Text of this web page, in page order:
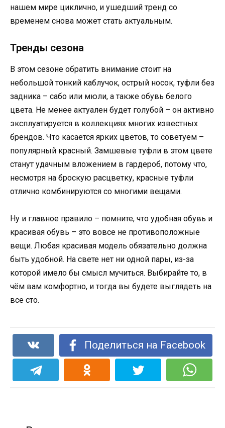
нашем мире циклично, и ушедший тренд со
временем снова может стать актуальным.
Тренды сезона
В этом сезоне обратить внимание стоит на
небольшой тонкий каблучок, острый носок, туфли без
задника – сабо или мюли, а также обувь белого
цвета. Не менее актуален будет голубой – он активно
эксплуатируется в коллекциях многих известных
брендов. Что касается ярких цветов, то советуем –
популярный красный. Замшевые туфли в этом цвете
станут удачным вложением в гардероб, потому что,
несмотря на броскую расцветку, красные туфли
отлично комбинируются со многими вещами.
Ну и главное правило – помните, что удобная обувь и
красивая обувь – это вовсе не противоположные
вещи. Любая красивая модель обязательно должна
быть удобной. На свете нет ни одной пары, из-за
которой имело бы смысл мучиться. Выбирайте то, в
чём вам комфортно, и тогда вы будете выглядеть на
все сто.
Поделиться на Facebook